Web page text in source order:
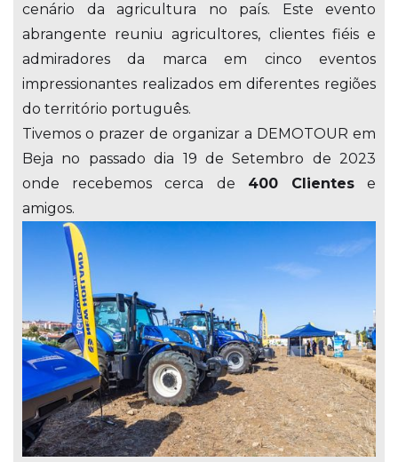
cenário da agricultura no país. Este evento
abrangente reuniu agricultores, clientes fiéis e
admiradores da marca em cinco eventos
impressionantes realizados em diferentes regiões
do território português.
Tivemos o prazer de organizar a DEMOTOUR em
Beja no passado dia 19 de Setembro de 2023
onde recebemos cerca de 400 Clientese
amigos.